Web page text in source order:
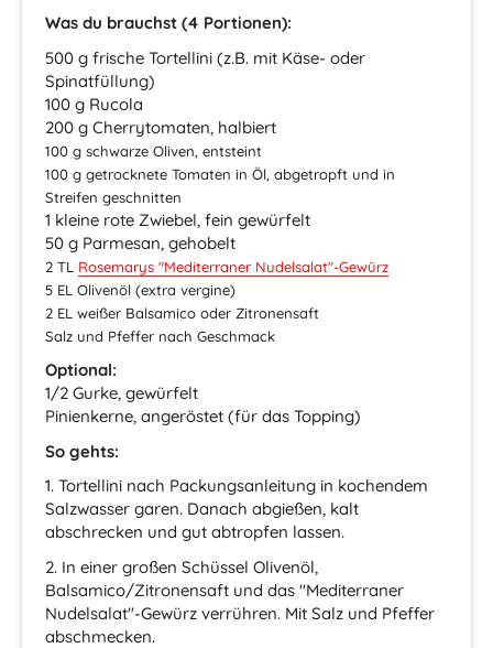
Was du brauchst (4 Portionen):
500 g frische Tortellini (z.B. mit Käse- oder
Spinatfüllung)
100 g Rucola
200 g Cherrytomaten, halbiert
100 g schwarze Oliven, entsteint
100 g getrocknete Tomaten in Öl, abgetropft und in
Streifen geschnitten
1 kleine rote Zwiebel, fein gewürfelt
50 g Parmesan, gehobelt
2 TL Rosemarys "Mediterraner Nudelsalat"-Gewürz
5 EL Olivenöl (extra vergine)
2 EL weißer Balsamico oder Zitronensaft
Salz und Pfeffer nach Geschmack
Optional:
1/2 Gurke, gewürfelt
Pinienkerne, angeröstet (für das Topping)
So gehts:
1. Tortellini nach Packungsanleitung in kochendem
Salzwasser garen. Danach abgießen, kalt
abschrecken und gut abtropfen lassen.
2. In einer großen Schüssel Olivenöl,
Balsamico/Zitronensaft und das "Mediterraner
Nudelsalat"-Gewürz verrühren. Mit Salz und Pfeffer
abschmecken.